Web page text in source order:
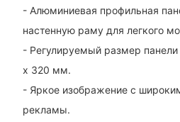
- Алюминиевая профильная
настенную раму для легкого
- Регулируемый размер
х 320 мм.
- Яркое изображение с
рекламы.